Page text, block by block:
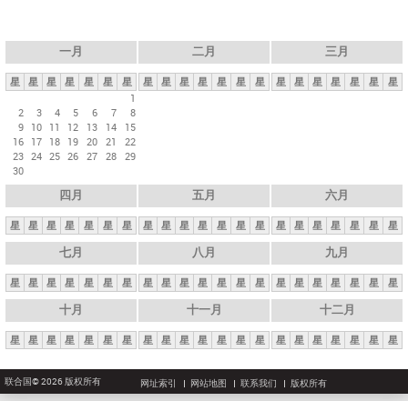
一月
星 星 星 星 星 星
星
1
2
3 4 5 6 7
8
9 10 11 12 13 14
15
16 17 18 19 20 21
22
23 24 25 26 27 28 29
30
二月
星 星 星 星 星 星 星
三月
星 星 星 星 星 星 星
四月
星 星 星 星 星 星 星
五月
星 星 星 星 星 星 星
六月
星 星 星 星 星 星 星
七月
星 星 星 星 星 星 星
八月
星 星 星 星 星 星 星
九月
星 星 星 星 星 星 星
十月
星 星 星 星 星 星 星
十一月
星 星 星 星 星 星 星
十二月
星 星 星 星 星 星 星
联合国© 2026 版权所有 网址索引 网站地图 联系我们 版权所有